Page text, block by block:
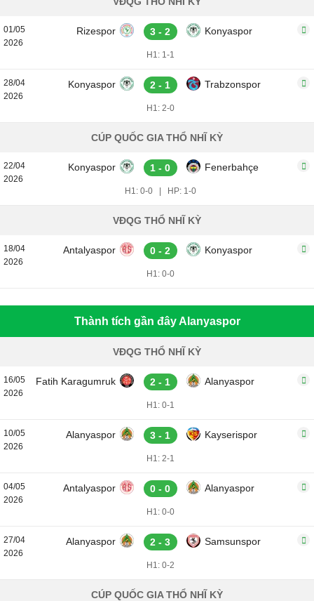
01/05
2026
Rizespor 3 - 2 Konyaspor
H1: 1-1
28/04
2026
Konyaspor 2 - 1 Trabzonspor
H1: 2-0
CÚP QUỐC GIA THỔ NHĨ KỲ
22/04
2026
Konyaspor 1 - 0 Fenerbahçe
H1: 0-0 HP: 1-0
VĐQG THỔ NHĨ KỲ
18/04
2026
Antalyaspor 0 - 2 Konyaspor
H1: 0-0
Thành tích gần đây Alanyaspor
VĐQG THỔ NHĨ KỲ
16/05
2026
Fatih Karagumruk 2 - 1 Alanyaspor
H1: 0-1
10/05
2026
Alanyaspor 3 - 1 Kayserispor
H1: 2-1
04/05
2026
Antalyaspor 0 - 0 Alanyaspor
H1: 0-0
27/04
2026
Alanyaspor 2 - 3 Samsunspor
H1: 0-2
CÚP QUỐC GIA THỔ NHĨ KỲ